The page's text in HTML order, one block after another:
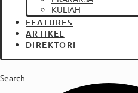
KULIAH
FEATURES
ARTIKEL
DIREKTORI
Search